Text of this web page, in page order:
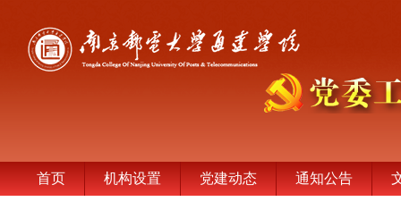
首页 机构设置 党建动态 通知公告